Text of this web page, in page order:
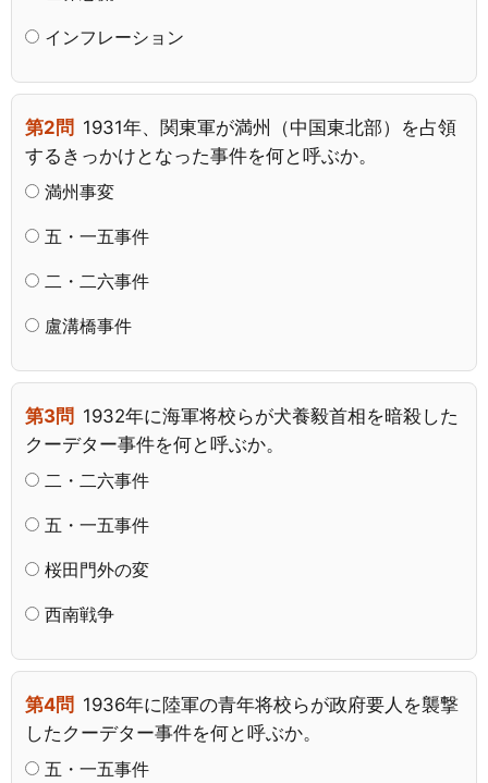
インフレーション
第2問 1931年、関東軍が満州（中国東北部）を占領
するきっかけとなった事件を何と呼ぶか。
満州事変
五・一五事件
二・二六事件
盧溝橋事件
第3問 1932年に海軍将校らが犬養毅首相を暗殺した
クーデター事件を何と呼ぶか。
二・二六事件
五・一五事件
桜田門外の変
西南戦争
第4問 1936年に陸軍の青年将校らが政府要人を襲撃
したクーデター事件を何と呼ぶか。
五・一五事件